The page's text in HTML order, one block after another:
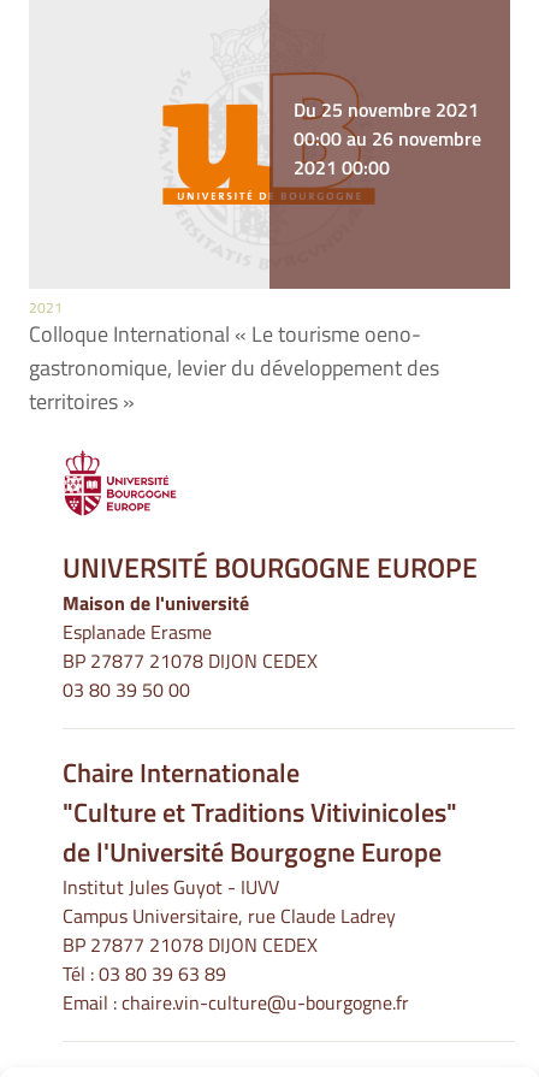
Du 25 novembre 2021
00:00 au 26 novembre
2021 00:00
2021
Colloque International « Le tourisme oeno-
gastronomique, levier du développement des
territoires »
UNIVERSITÉ BOURGOGNE EUROPE
Maison de l'université
Esplanade Erasme
BP 27877 21078 DIJON CEDEX
03 80 39 50 00
Chaire Internationale
"Culture et Traditions Vitivinicoles"
de l'Université Bourgogne Europe
Institut Jules Guyot - IUVV
Campus Universitaire, rue Claude Ladrey
BP 27877 21078 DIJON CEDEX
Tél :03 80 39 63 89
Email :chaire.vin-culture@u-bourgogne.fr